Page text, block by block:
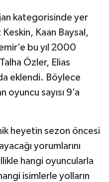
kategorisinde yer
Keskin, Kaan Baysal,
bu yıl 2000
Özler, Elias
eklendi. Böylece
oyuncu sayısı 9’a
heyetin sezon öncesi
yorumlarını
hangi oyuncularla
isimlerle yolların